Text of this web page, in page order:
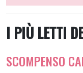
I PIÙ LETTI
SCOMPENSO